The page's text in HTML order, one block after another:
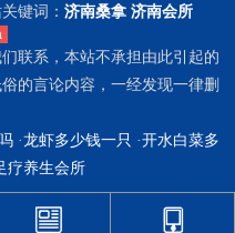
键词： 济南桑拿 济南会所
联系，本站不承担由此引起的
的言论内容，一经发现一律删
·龙虾多少钱一只 ·开水白菜多
疗养生会所